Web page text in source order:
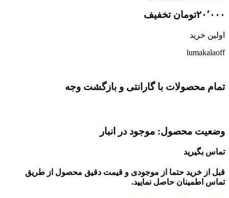
۲۰٬۰۰۰تومان تخفیف
اولین خرید
lumakalaoff
تمام محصولات با گارانتی و بازگشت وجه
وضعیت محصول: موجود در انبار
تماس بگیرید
قبل از خرید حتما از موجودی و قیمت دقیق محصول از طریق
تماس اطمینان حاصل نمایید.